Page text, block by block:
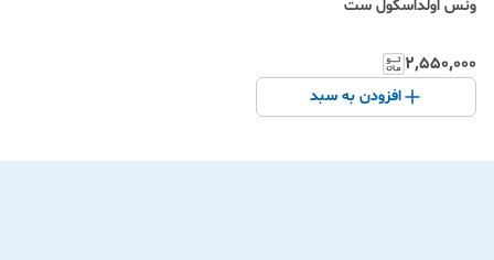
ونس اولداسکول ست
۲٬۵۵۰٬۰۰۰
افزودن به سبد